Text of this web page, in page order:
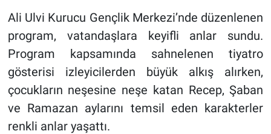
Ali Ulvi Kurucu Gençlik Merkezi’nde düzenlenen
program, vatandaşlara keyifli anlar sundu.
Program kapsamında sahnelenen tiyatro
gösterisi izleyicilerden büyük alkış alırken,
çocukların neşesine neşe katan Recep, Şaban
ve Ramazan aylarını temsil eden karakterler
renkli anlar yaşattı.